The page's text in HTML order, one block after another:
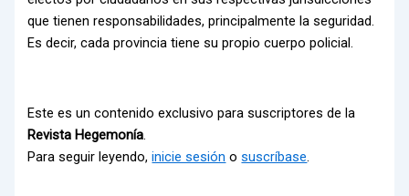
que tienen responsabilidades, principalmente la seguridad.
Es decir, cada provincia tiene su propio cuerpo policial.
Este es un contenido exclusivo para suscriptores de la
Revista Hegemonía.
Para seguir leyendo,inicie sesión osuscríbase.